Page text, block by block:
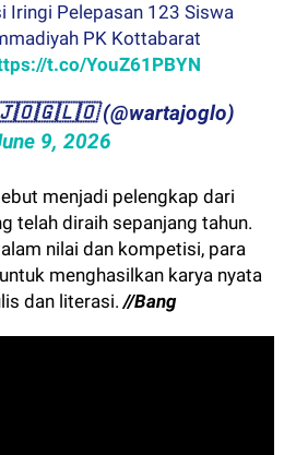
Iringi Pelepasan 123 Siswa
PK Kottabarat
t.co/YouZ61PBYN
(@wartajoglo)
9, 2026
menjadi pelengkap dari
telah diraih sepanjang tahun.
nilai dan kompetisi, para
menghasilkan karya nyata
dan literasi.//Bang